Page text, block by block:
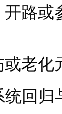
路或
或老化
回归